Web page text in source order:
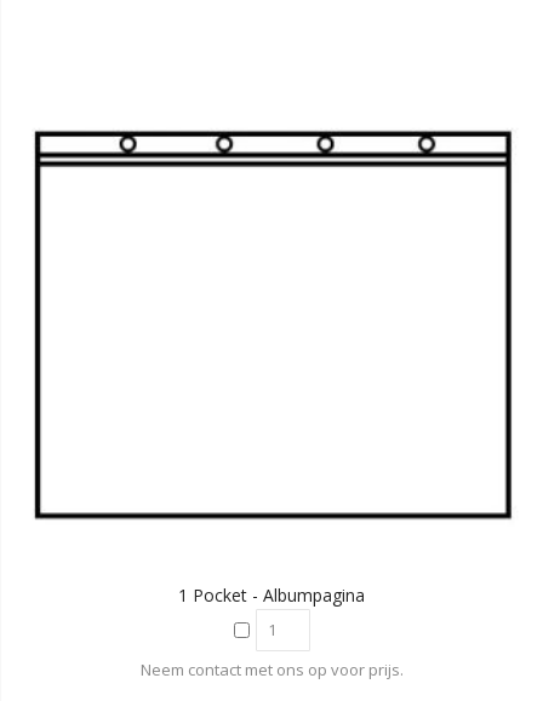
1 Pocket - Albumpagina
Neem contact met ons op voor prijs.